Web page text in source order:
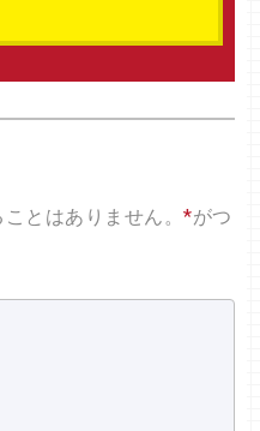
とはありません。*がつ